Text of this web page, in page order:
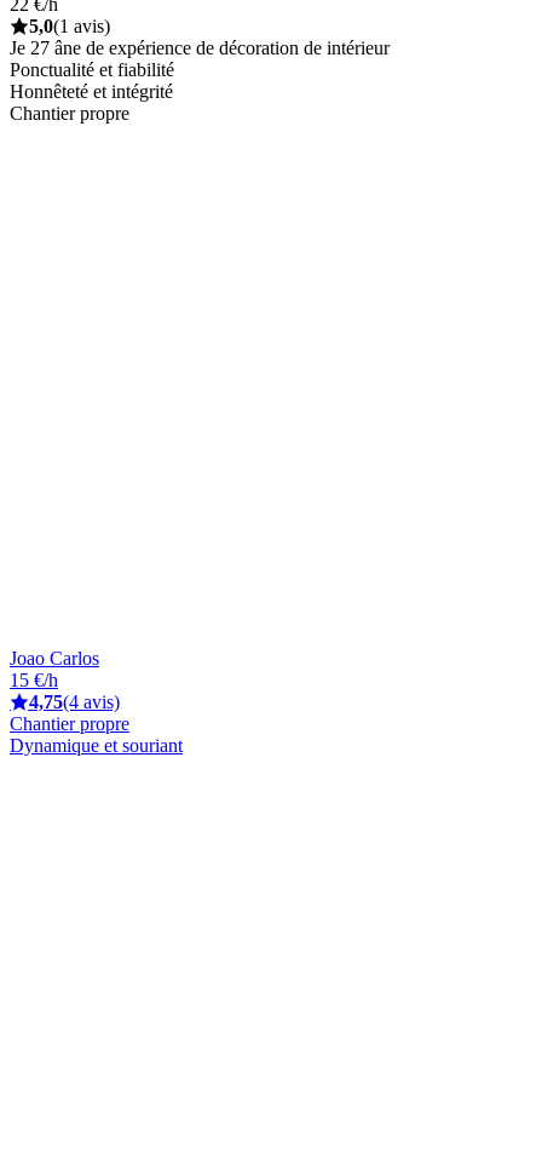
5,0(1 avis)
Je 27 âne de expérience de décoration de intérieur
Ponctualité et fiabilité
Honnêteté et intégrité
Chantier propre
Joao Carlos
15 €/h
4,75(4 avis)
Chantier propre
Dynamique et souriant